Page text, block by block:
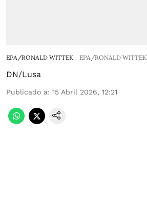
EPA/RONALD WITTEK EPA/RONALD WITTEK
DN/Lusa
Publicado a: 15 Abril 2026, 12:21